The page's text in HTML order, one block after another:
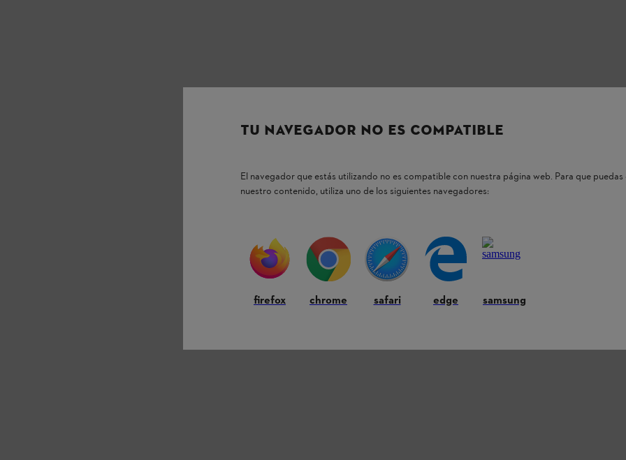
TU NAVEGADOR NO ES COMPATIBLE
El navegador que estás utilizando no es compatible con nuestra página web. Para que
nuestro contenido, utiliza uno de los siguientes navegadores:
firefox chrome safari edge samsung